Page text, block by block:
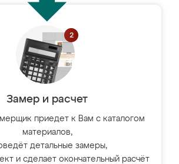
Замер и расчет
приедет к Вам с каталогом
материалов,
детальные замеры,
и сделает окончательный расчёт